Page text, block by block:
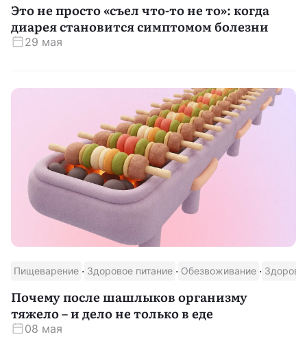
Это не просто «съел что-то не то»: когда
диарея становится симптомом болезни
29 мая
Пищеварение · Здоровое питание · Обезвоживание ·
Почему после шашлыков организму
тяжело – и дело не только в еде
08 мая